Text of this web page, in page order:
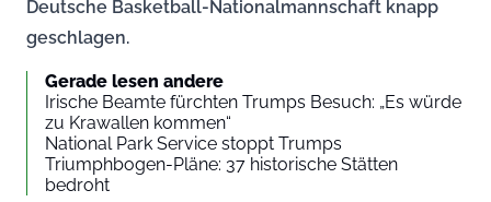
Deutsche Basketball-Nationalmannschaft knapp
geschlagen.
Gerade lesen andere
Irische Beamte fürchten Trumps Besuch: „Es würde
zu Krawallen kommen“
National Park Service stoppt Trumps
Triumphbogen-Pläne: 37 historische Stätten
bedroht